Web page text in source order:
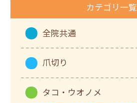
カテゴリ一覧
全院共通
爪切り
タコ・ウオノメ